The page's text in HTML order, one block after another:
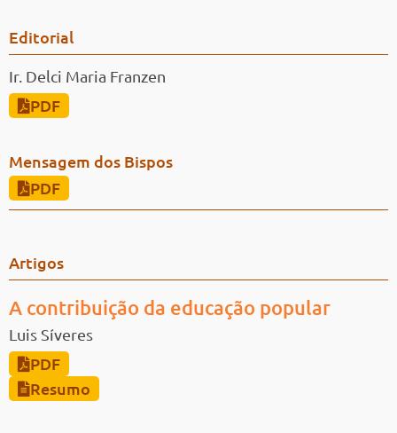
Editorial
Ir. Delci Maria Franzen
PDF
Mensagem dos Bispos
PDF
Artigos
A contribuição da educação popular
Luis Síveres
PDF
Resumo